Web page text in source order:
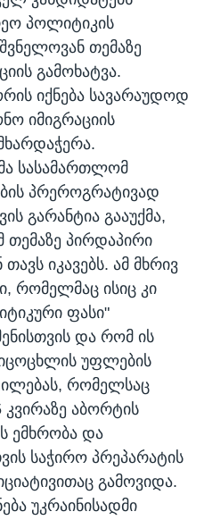
პოლიტიკის
თემაზე
გამოხატვა.
იქნება სავარაუდოდ
იმიგრაციის
სასამართლომ
პრეროგრატივად
გარანტია გააუქმა,
თემაზე პირდაპირი
იკავებს. ამ მხრივ
რომელმაც ისიც კი
ფასი"
და რომ ის
უფლების
რომელსაც
კვირაზე აბორტის
ემხრობა და
საჭირო პრეპარატის
გამოვიდა.
უკრაინისადმი